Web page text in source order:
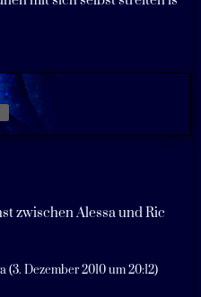
zwischen Alessa und Ric
(3. Dezember 2010 um 20:12)